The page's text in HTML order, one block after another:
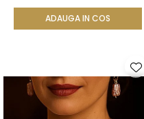
ADAUGA IN COS